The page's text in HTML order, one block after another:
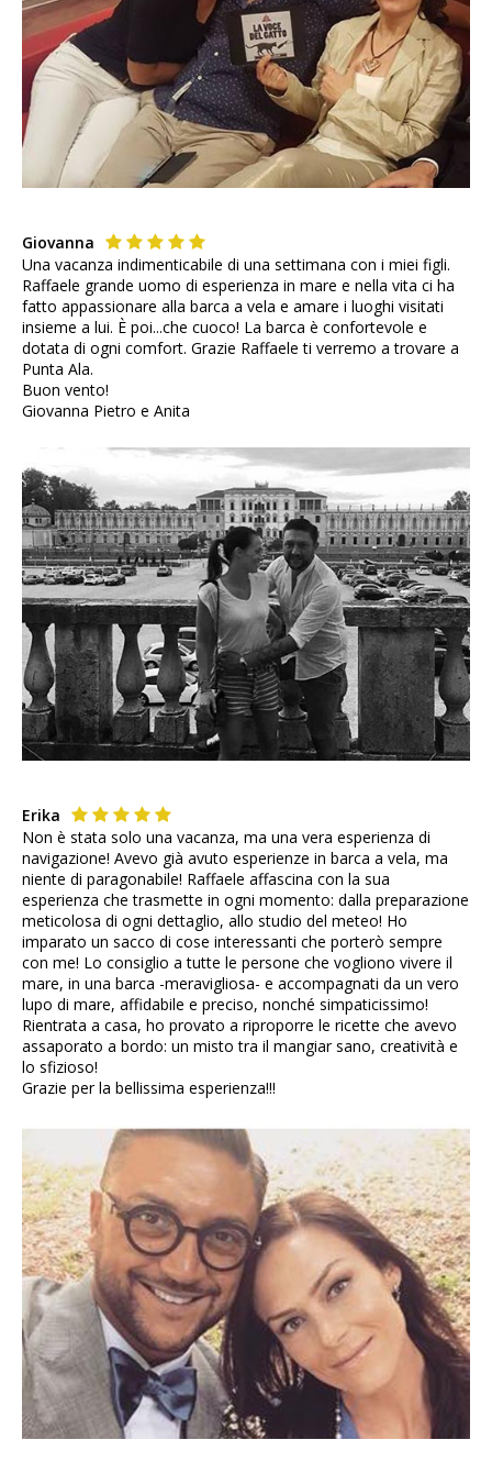
Giovanna
Una vacanza indimenticabile di una settimana con i miei figli.
Raffaele grande uomo di esperienza in mare e nella vita ci ha
fatto appassionare alla barca a vela e amare i luoghi visitati
insieme a lui. È poi...che cuoco! La barca è confortevole e
dotata di ogni comfort. Grazie Raffaele ti verremo a trovare a
Punta Ala.
Buon vento!
Giovanna Pietro e Anita
Erika
Non è stata solo una vacanza, ma una vera esperienza di
navigazione! Avevo già avuto esperienze in barca a vela, ma
niente di paragonabile! Raffaele affascina con la sua
esperienza che trasmette in ogni momento: dalla preparazione
meticolosa di ogni dettaglio, allo studio del meteo! Ho
imparato un sacco di cose interessanti che porterò sempre
con me! Lo consiglio a tutte le persone che vogliono vivere il
mare, in una barca -meravigliosa- e accompagnati da un vero
lupo di mare, affidabile e preciso, nonché simpaticissimo!
Rientrata a casa, ho provato a riproporre le ricette che avevo
assaporato a bordo: un misto tra il mangiar sano, creatività e
lo sfizioso!
Grazie per la bellissima esperienza!!!